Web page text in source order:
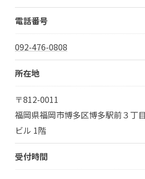
電話番号
092-476-0808
所在地
〒812-0011
福岡県福岡市博多区博多駅前３丁
ビル 1階
受付時間